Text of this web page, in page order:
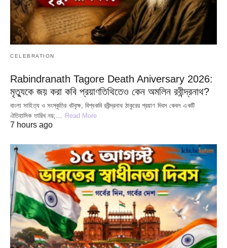
CELEBRATION
Rabindranath Tagore Death Aniversary 2026:
মৃত্যুকে জয় করা কবি প্রয়াণতিথিতেও কেন অমলিন রবীন্দ্রনাথ?
বাংলা সাহিত্য ও সংস্কৃতির বটবৃক্ষ, বিশ্বকবি রবীন্দ্রনাথ ঠাকুরের প্রয়াণ দিবস কেবল একটি
ঐতিহাসিক তারিখ নয়;… Read More
7 hours ago